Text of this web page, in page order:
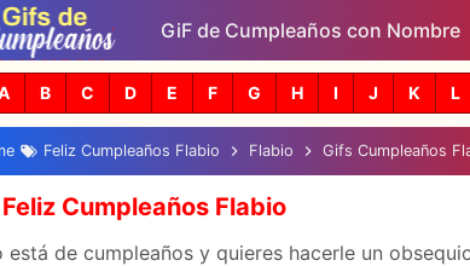
GiF de Cumpleaños con Nombre
B C D E F G H I J K L
Feliz Cumpleaños Flabio Flabio Gifs Cumpleaños
Cumpleaños Flabio
está de cumpleaños y quieres hacerle un